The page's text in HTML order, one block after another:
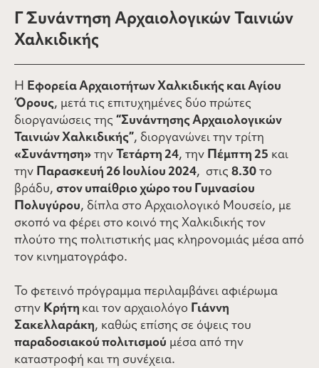
Γ΄ Συνάντηση Αρχαιολογικών Ταινιών
Χαλκιδικής
Η Εφορεία Αρχαιοτήτων Χαλκιδικής και Αγίου
Όρους, μετά τις επιτυχημένες δύο πρώτες
διοργανώσεις της “Συνάντησης Αρχαιολογικών
Ταινιών Χαλκιδικής”, διοργανώνει την τρίτη
«Συνάντηση»τηνΤετάρτη 24, την Πέμπτη 25 και
την Παρασκευή 26 Ιουλίου 2024, στις 8.30το
βράδυ, στον υπαίθριο χώρο του Γυμνασίου
Πολυγύρου, δίπλα στο Αρχαιολογικό Μουσείο, με
σκοπό να φέρει στο κοινό της Χαλκιδικής τον
πλούτο της πολιτιστικής μας κληρονομιάς μέσα από
τον κινηματογράφο.
Το φετεινό πρόγραμμα περιλαμβάνει αφιέρωμα
στην Κρήτη και τον αρχαιολόγο Γιάννη
Σακελλαράκη, καθώς επίσης σε όψεις του
παραδοσιακού πολιτισμού μέσα από την
καταστροφή και τη συνέχεια.